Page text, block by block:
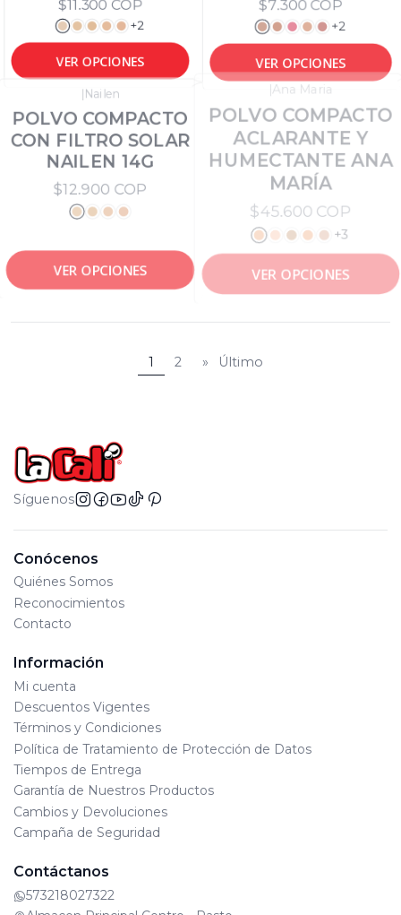
$11.300 COP
+2
VER OPCIONES
$7.300 COP
+2
VER OPCIONES
| Nailen
POLVO COMPACTO
CON FILTRO SOLAR
NAILEN 14G
$12.900 COP
VER OPCIONES
POLVO COMPACTO
ACLARANTE Y
HUMECTANTE ANA
MARÍA
$45.600 COP
+3
1 2 » Último
Síguenos
Conócenos
Quiénes Somos
Reconocimientos
Contacto
Información
Mi cuenta
Descuentos Vigentes
Términos y Condiciones
Política de Tratamiento de Protección de Datos
Tiempos de Entrega
Garantía de Nuestros Productos
Cambios y Devoluciones
Campaña de Seguridad
Contáctanos
573218027322